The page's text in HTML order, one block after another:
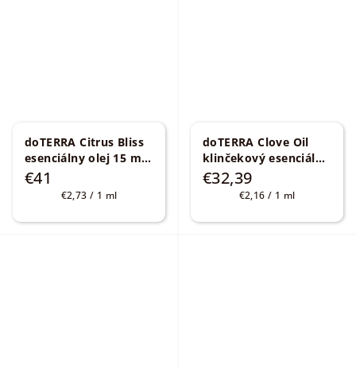
doTERRA Citrus Bliss
esenciálny olej 15 ml
Povzbudzujúca zmes
€41
Jednotková
€2,73 / 1 ml
doTERRA Clove Oil
klinčekový esenciálny
olej 15 ml
caryophyllata
€32,39
Jednotková
€2,16 / 1 ml